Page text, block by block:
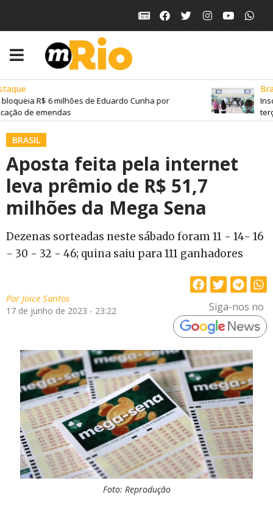
R$ 6 milhões de Eduardo Cunha por
de emendas
BRASIL
Aposta feita pela internet
leva prêmio de R$ 51,7
milhões da Mega Sena
Dezenas sorteadas neste sábado foram 11 - 14- 16
- 30 - 32 - 46; quina saiu para 111 ganhadores
PorJoice Santos
17 de junho de 2023 - 23:22 Siga-nos no
Foto: Reprodução